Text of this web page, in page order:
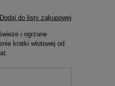
Dodaj do listy zakupowej
i ogrzane
kratki wlotowej od